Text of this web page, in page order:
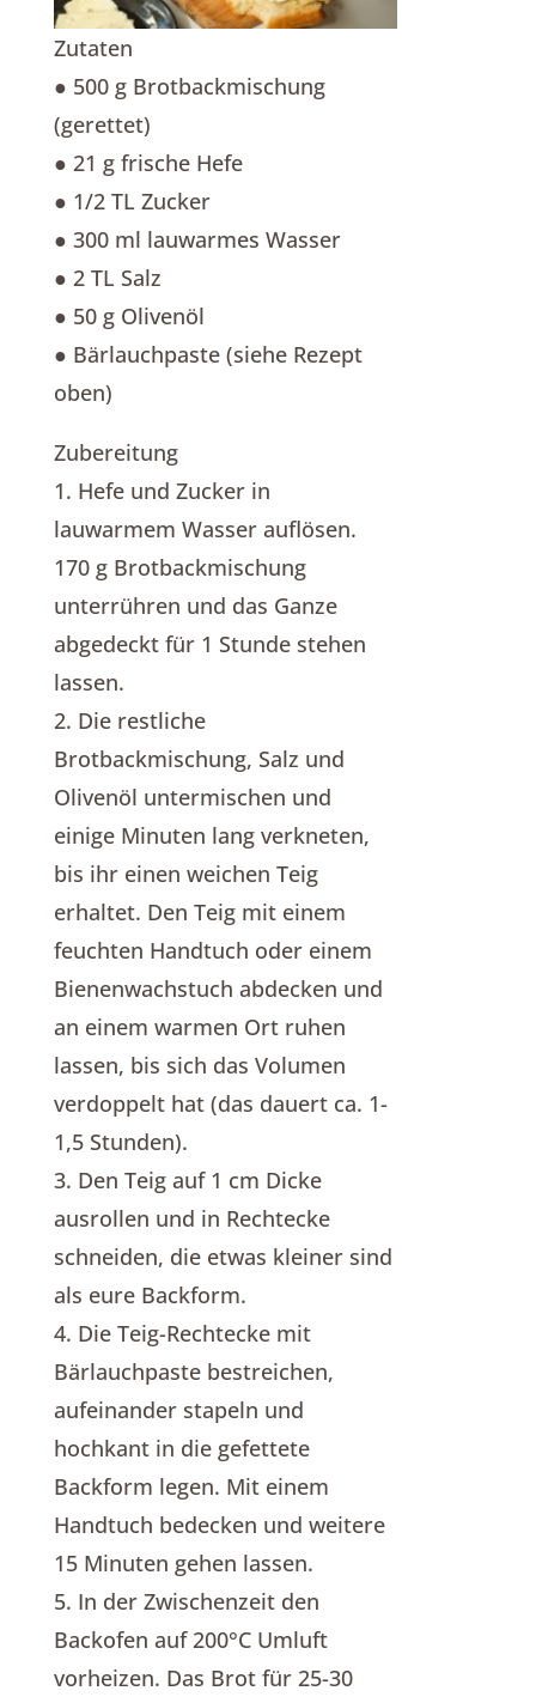
Zutaten
● 500 g Brotbackmischung
(gerettet)
● 21 g frische Hefe
● 1/2 TL Zucker
● 300 ml lauwarmes Wasser
● 2 TL Salz
● 50 g Olivenöl
● Bärlauchpaste (siehe Rezept
oben)
Zubereitung
1. Hefe und Zucker in
lauwarmem Wasser auflösen.
170 g Brotbackmischung
unterrühren und das Ganze
abgedeckt für 1 Stunde stehen
lassen.
2. Die restliche
Brotbackmischung, Salz und
Olivenöl untermischen und
einige Minuten lang verkneten,
bis ihr einen weichen Teig
erhaltet. Den Teig mit einem
feuchten Handtuch oder einem
Bienenwachstuch abdecken und
an einem warmen Ort ruhen
lassen, bis sich das Volumen
verdoppelt hat (das dauert ca. 1-
1,5 Stunden).
3. Den Teig auf 1 cm Dicke
ausrollen und in Rechtecke
schneiden, die etwas kleiner sind
als eure Backform.
4. Die Teig-Rechtecke mit
Bärlauchpaste bestreichen,
aufeinander stapeln und
hochkant in die gefettete
Backform legen. Mit einem
Handtuch bedecken und weitere
15 Minuten gehen lassen.
5. In der Zwischenzeit den
Backofen auf 200°C Umluft
vorheizen. Das Brot für 25-30